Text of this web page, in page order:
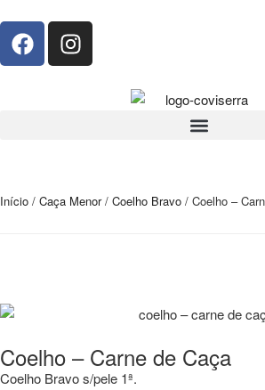
Início / Caça Menor/ Coelho Bravo / Coelho –
Coelho – Carne de Caça
Coelho Bravo s/pele 1ª.